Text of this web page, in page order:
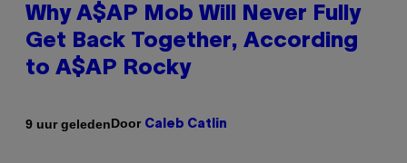
Why A$AP Mob Will Never Fully
Get Back Together, According
to A$AP Rocky
9 uur geledenDoor Caleb Catlin